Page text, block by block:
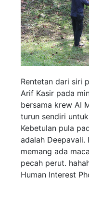
Rentetan dari siri
Arif Kasir pada
bersama krew AI
turun sendiri
Kebetulan pula
adalah Deepavali.
memang ada
pecah perut.
Human Interest